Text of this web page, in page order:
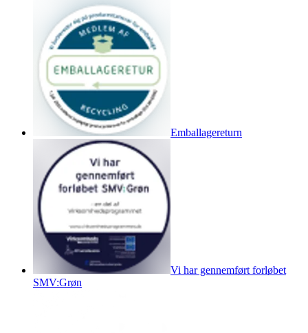
Emballagereturn
Vi har gennemført forløbet
SMV:Grøn